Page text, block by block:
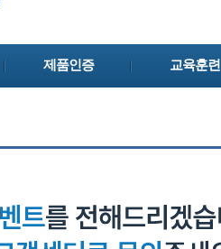
제품인증 교육훈련